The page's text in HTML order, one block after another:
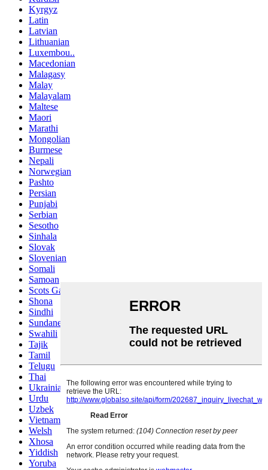
Kyrgyz
Latin
Latvian
Lithuanian
Luxembou..
Macedonian
Malagasy
Malay
Malayalam
Maltese
Maori
Marathi
Mongolian
Burmese
Nepali
Norwegian
Pashto
Persian
Punjabi
Serbian
Sesotho
Sinhala
Slovak
Slovenian
Somali
Samoan
Scots Gaelic
Shona
Sindhi
Sundanese
Swahili
Tajik
Tamil
Telugu
Thai
Ukrainian
Urdu
Uzbek
Vietnamese
Welsh
Xhosa
Yiddish
Yoruba